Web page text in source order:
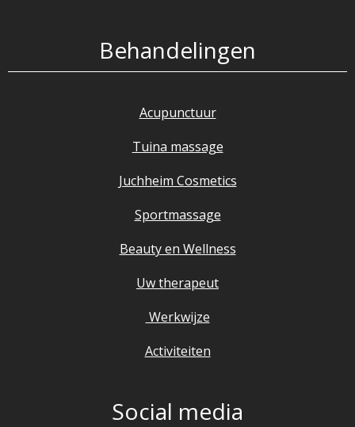
Behandelingen
Acupunctuur
Tuina massage
Juchheim Cosmetics
Sportmassage
Beauty en Wellness
Uw therapeut
Werkwijze
Activiteiten
Social media